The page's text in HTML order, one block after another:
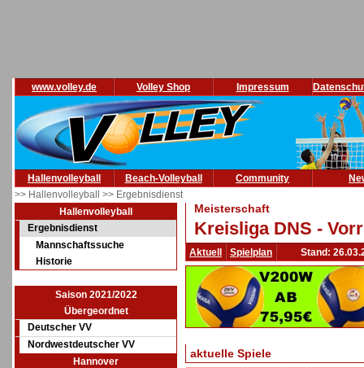
www.volley.de Volley Shop Impressum
Hallenvolleyball Beach-Volleyball Community
>> Hallenvolleyball >> Ergebnisdienst
Hallenvolleyball
Ergebnisdienst
Mannschaftssuche
Historie
Saison 2021/2022
Übergeordnet
Deutscher VV
Nordwestdeutscher VV
Hannover
Meisterschaft
Kreisliga DNS -
Aktuell Spielplan Stand:
aktuelle Spiele